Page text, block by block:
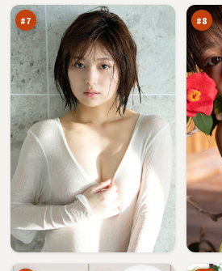
#7 #8
声
密
令
88
万
苍
梧
回
声
壁
87
万